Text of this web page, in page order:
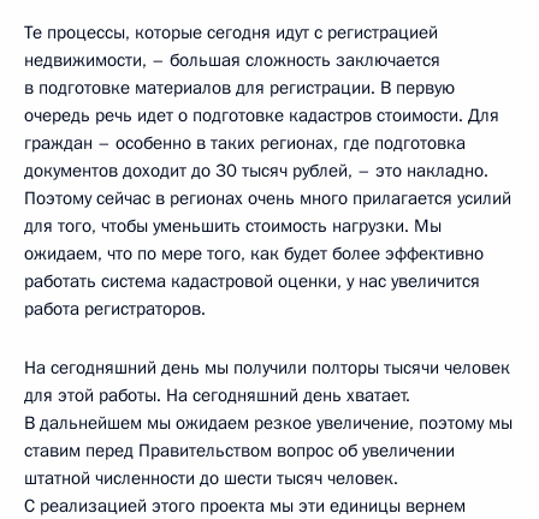
Те процессы, которые сегодня идут с регистрацией
недвижимости, – большая сложность заключается
в подготовке материалов для регистрации. В первую
очередь речь идет о подготовке кадастров стоимости. Для
граждан – особенно в таких регионах, где подготовка
документов доходит до 30 тысяч рублей, – это накладно.
Поэтому сейчас в регионах очень много прилагается усилий
для того, чтобы уменьшить стоимость нагрузки. Мы
ожидаем, что по мере того, как будет более эффективно
работать система кадастровой оценки, у нас увеличится
работа регистраторов.
На сегодняшний день мы получили полторы тысячи человек
для этой работы. На сегодняшний день хватает.
В дальнейшем мы ожидаем резкое увеличение, поэтому мы
ставим перед Правительством вопрос об увеличении
штатной численности до шести тысяч человек.
С реализацией этого проекта мы эти единицы вернем